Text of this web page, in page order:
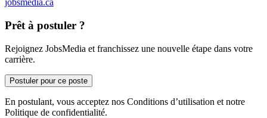
jobsmedia.ca
Prêt à postuler ?
Rejoignez JobsMedia et franchissez une nouvelle étape dans votre
carrière.
Postuler pour ce poste
En postulant, vous acceptez nos Conditions d’utilisation et notre
Politique de confidentialité.